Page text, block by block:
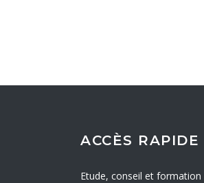
ACCÈS RAPIDE
Etude, conseil et formation